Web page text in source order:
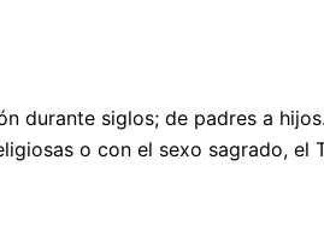
durante siglos; de padres a
o con el sexo sagrado, el